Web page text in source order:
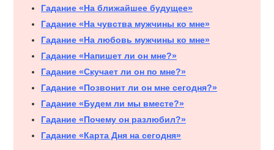
Гадание «На ближайшее будущее»
Гадание «На чувства мужчины ко мне»
Гадание «На любовь мужчины ко мне»
Гадание «Напишет ли он мне?»
Гадание «Скучает ли он по мне?»
Гадание «Позвонит ли он мне сегодня?»
Гадание «Будем ли мы вместе?»
Гадание «Почему он разлюбил?»
Гадание «Карта Дня на сегодня»